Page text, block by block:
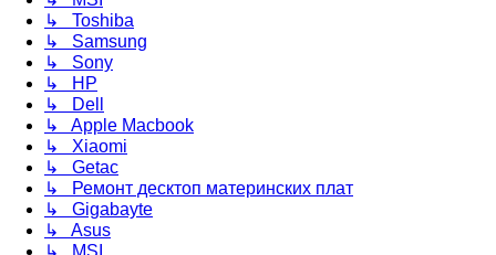
↳ Toshiba
↳ Samsung
↳ Sony
↳ HP
↳ Dell
↳ Apple Macbook
↳ Xiaomi
↳ Getac
↳ Ремонт десктоп материнских плат
↳ Gigabayte
↳ Asus